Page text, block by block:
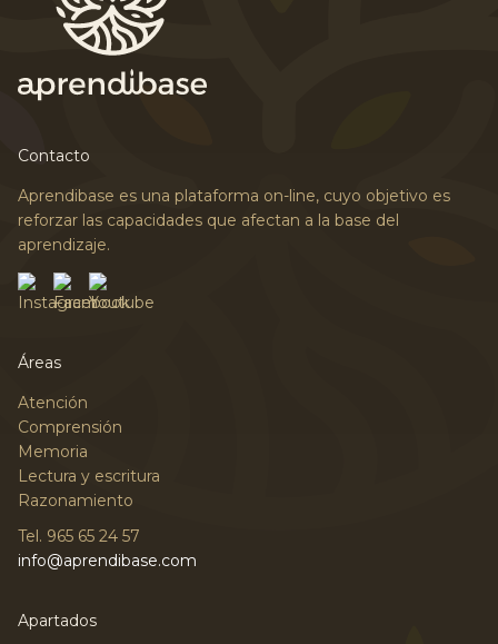
Contacto
Aprendibase es una plataforma on-line, cuyo objetivo es
reforzar las capacidades que afectan a la base del
aprendizaje.
Áreas
Atención
Comprensión
Memoria
Lectura y escritura
Razonamiento
Tel. 965 65 24 57
info@aprendibase.com
Apartados